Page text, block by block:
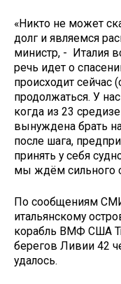
«Никто не может
долг и являемся
министр, - Италия
речь идет о
происходит сейчас
продолжаться. У
когда из 23
вынуждена брать
после шага,
принять у себя
мы ждём сильного
По сообщениям
итальянскому
корабль ВМФ США
берегов Ливии 42
удалось.